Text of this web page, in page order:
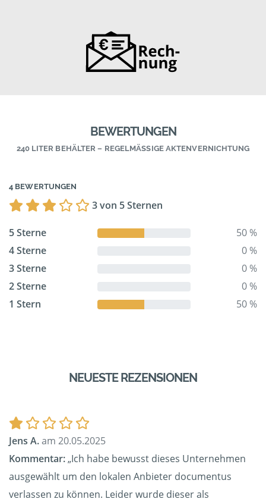
BEWERTUNGEN
240 LITER BEHÄLTER – REGELMÄSSIGE AKTENVERNICHTUNG
4 BEWERTUNGEN
3 von 5 Sternen
5 Sterne
50 %
4 Sterne
0 %
3 Sterne
0 %
2 Sterne
0 %
1 Stern
50 %
NEUESTE REZENSIONEN
Jens A.am 20.05.2025
Kommentar:„Ich habe bewusst dieses Unternehmen
ausgewählt um den lokalen Anbieter documentus
verlassen zu können. Leider wurde dieser als